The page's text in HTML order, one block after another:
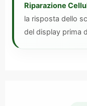
Riparazione
la risposta dello
del display prima